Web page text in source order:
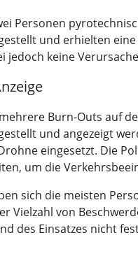
Personen
und erhielten
jedoch keine
Burn-Outs auf
und angezeigt
eingesetzt. Die
um die
sich die meisten
Vielzahl von
des Einsatzes nicht